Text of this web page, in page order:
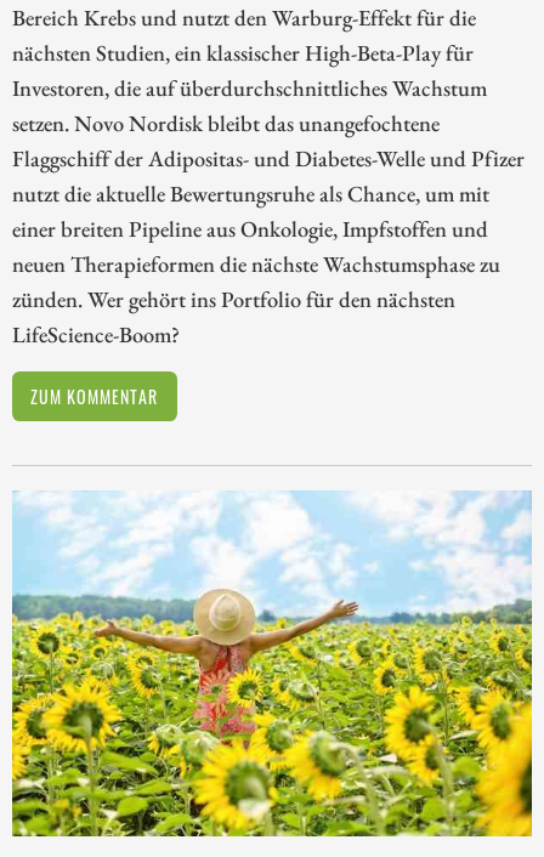
Bereich Krebs und nutzt den Warburg-Effekt für die
nächsten Studien, ein klassischer High-Beta-Play für
Investoren, die auf überdurchschnittliches Wachstum
setzen. Novo Nordisk bleibt das unangefochtene
Flaggschiff der Adipositas- und Diabetes-Welle und Pfizer
nutzt die aktuelle Bewertungsruhe als Chance, um mit
einer breiten Pipeline aus Onkologie, Impfstoffen und
neuen Therapieformen die nächste Wachstumsphase zu
zünden. Wer gehört ins Portfolio für den nächsten
LifeScience-Boom?
ZUM KOMMENTAR